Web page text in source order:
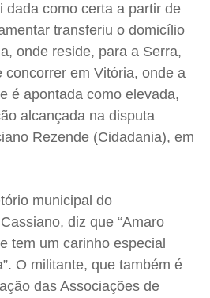
dada como certa a partir de
transferiu o domicílio
onde reside, para a Serra,
concorrer em Vitória, onde a
é apontada como elevada,
alcançada na disputa
Rezende (Cidadania), em
municipal do
diz que “Amaro
tem um carinho especial
O militante, que também é
das Associações de